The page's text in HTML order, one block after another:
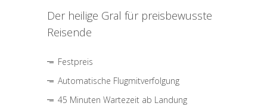
Der heilige Gral für preisbewusste
Reisende
Festpreis
Automatische Flugmitverfolgung
45 Minuten Wartezeit ab Landung